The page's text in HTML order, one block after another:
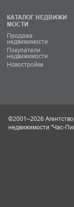
КАТАЛОГ НЕДВИЖИ
МОСТИ
Продажа
недвижимости
Покупатели
недвижимости
Новостройки
©2001–2026 Агентство
недвижимости "Час-